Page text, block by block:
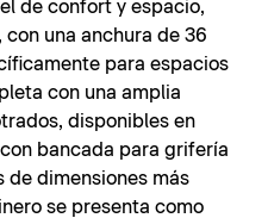
de confort y espacio,
una anchura de 36
para espacios
con una amplia
disponibles en
bancada para grifería
de dimensiones más
se presenta como